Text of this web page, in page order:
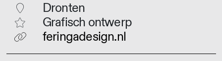
Dronten
Grafisch ontwerp
feringadesign.nl